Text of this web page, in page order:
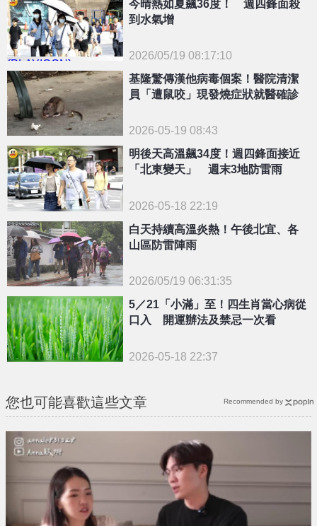
{PLAYICON}
今晴熱如夏飆36度！ 週四鋒面殺
到水氣增
2026/05/19 08:17:10
基隆驚傳漢他病毒個案！醫院清潔
員「遭鼠咬」現發燒症狀就醫確診
2026-05-19 08:43
明後天高溫飆34度！週四鋒面接近
「北東變天」 週末3地防雷雨
2026-05-18 22:19
{PLAYICON}
白天持續高溫炎熱！午後北宜、各
山區防雷陣雨
2026/05/19 06:31:35
5／21「小滿」至！四生肖當心病從
口入 開運辦法及禁忌一次看
2026-05-18 22:37
您也可能喜歡這些文章 Recommended by